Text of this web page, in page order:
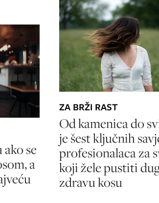
se
a
ZA BRŽI RAST
Od kamenica do
je šest ključnih
profesionalaca za
koji žele pustiti
zdravu kosu